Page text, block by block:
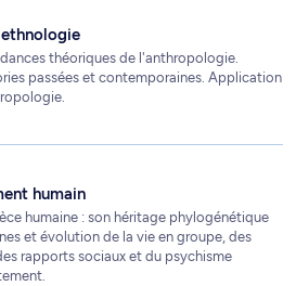
théoriques de l'anthropologie.
passées et contemporaines. Application
humain
humaine : son héritage phylogénétique
et évolution de la vie en groupe, des
rapports sociaux et du psychisme